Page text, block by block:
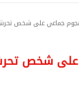
جماعي على شخص تحرش
شخص تحرش